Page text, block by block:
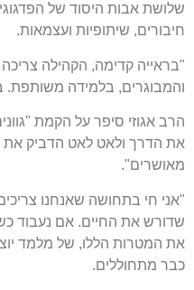
שלושת אבות היסוד של
חיבורים, שיתופיות ועצמאות.
"בראייה קדימה, הקהילה
והמבוגרים, בלמידה משותפת.
הרב אגוזי סיפר על הקמת
את הדרך ולאט לאט הדביק את
מאושרים".
"אני חי בתחושה שאנחנו
שדורש את החיים. אם נעבוד
את המטרות הללו, של מלמד
כבר מתחוללים.